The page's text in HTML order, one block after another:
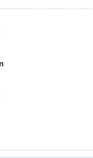
Produkte